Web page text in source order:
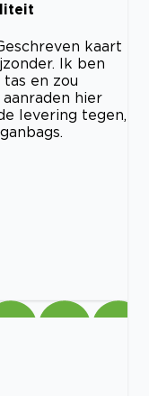
kaart
Ik ben
en zou
hier
levering tegen,